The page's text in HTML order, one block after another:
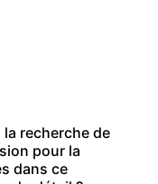
recherche de
pour la
dans ce